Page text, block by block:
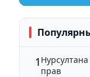
1
прав